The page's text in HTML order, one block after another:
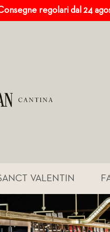
regolari dal 24
VALENTIN